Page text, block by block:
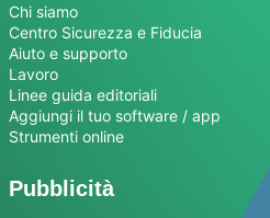
Chi siamo
Centro Sicurezza e Fiducia
Aiuto e supporto
Lavoro
Linee guida editoriali
Aggiungi il tuo software / app
Strumenti online
Pubblicità